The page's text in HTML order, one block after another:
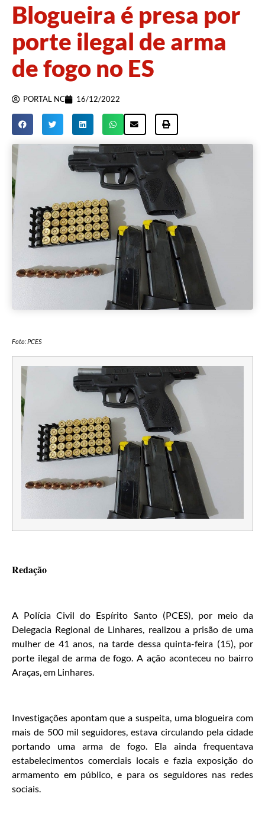
Blogueira é presa por
porte ilegal de arma
de fogo no ES
PORTAL NC 16/12/2022
Foto: PCES
Redação
A Polícia Civil do Espírito Santo (PCES), por meio da
Delegacia Regional de Linhares, realizou a prisão de uma
mulher de 41 anos, na tarde dessa quinta-feira (15), por
porte ilegal de arma de fogo. A ação aconteceu no bairro
Araças, em Linhares.
Investigações apontam que a suspeita, uma blogueira com
mais de 500 mil seguidores, estava circulando pela cidade
portando uma arma de fogo. Ela ainda frequentava
estabelecimentos comerciais locais e fazia exposição do
armamento em público, e para os seguidores nas redes
sociais.